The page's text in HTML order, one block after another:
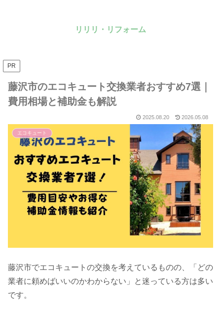
リリリ・リフォーム
PR
藤沢市のエコキュート交換業者おすすめ7選｜
費用相場と補助金も解説
2025.08.20 2026.05.08
エコキュート
藤沢市でエコキュートの交換を考えているものの、「どの
業者に頼めばいいのかわからない」と迷っている方は多い
です。